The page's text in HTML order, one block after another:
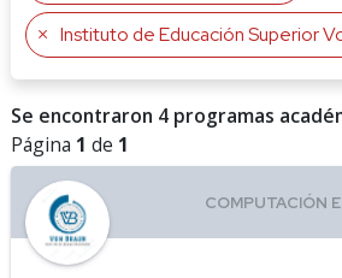
Instituto de Educación Superior Von
Se encontraron 4 programas
Página 1 de 1